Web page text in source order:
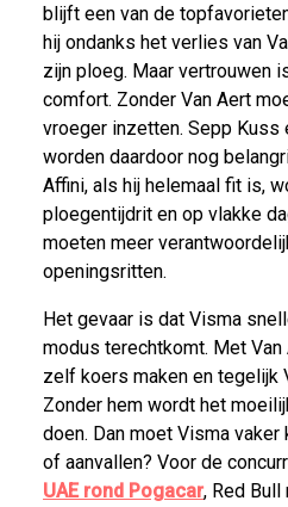
blijft een van de
hij ondanks het verlies van
zijn ploeg. Maar vertrouwen
comfort. Zonder Van Aert
vroeger inzetten. Sepp
worden daardoor nog
Affini, als hij helemaal fit is,
ploegentijdrit en op vlakke
moeten meer
openingsritten.
Het gevaar is dat Visma
modus terechtkomt. Met
zelf koers maken en tegelijk
Zonder hem wordt het
doen. Dan moet Visma
of aanvallen? Voor de
UAE rond Pogacar, Red